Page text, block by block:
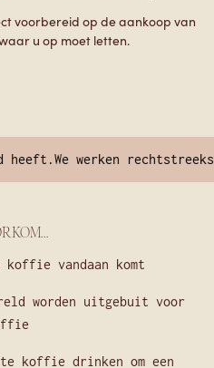
voorbereid op de aankoop van
u op moet letten.
We werken rechtstreeks
vandaan komt
worden uitgebuit voor
koffie drinken om een